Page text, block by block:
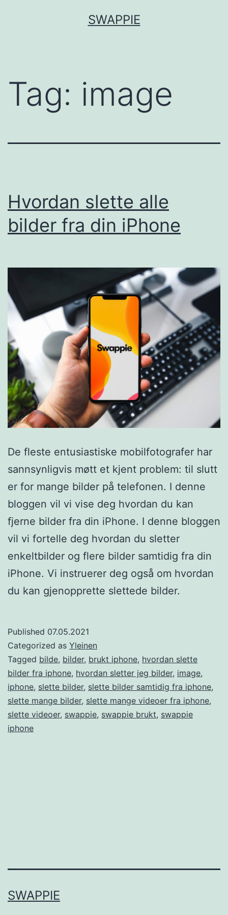
SWAPPIE
Tag: image
Hvordan slette alle
bilder fra din iPhone
De fleste entusiastiske mobilfotografer har
sannsynligvis møtt et kjent problem: til slutt
er for mange bilder på telefonen. I denne
bloggen vil vi vise deg hvordan du kan
fjerne bilder fra din iPhone. I denne bloggen
vil vi fortelle deg hvordan du sletter
enkeltbilder og flere bilder samtidig fra din
iPhone. Vi instruerer deg også om hvordan
du kan gjenopprette slettede bilder.
Published 07.05.2021
Categorized as Yleinen
Tagged bilde, bilder, brukt iphone, hvordan slette
bilder fra iphone, hvordan sletter jeg bilder, image,
iphone, slette bilder, slette bilder samtidig fra iphone,
slette mange bilder, slette mange videoer fra iphone,
slette videoer, swappie, swappie brukt, swappie
iphone
SWAPPIE